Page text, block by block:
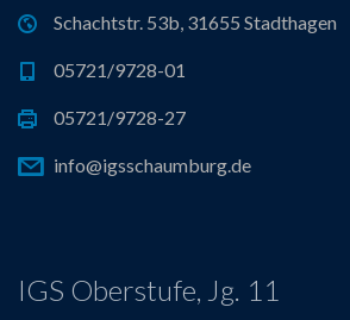
Schachtstr. 53b, 31655 Stadthagen
05721/9728-01
05721/9728-27
info@igsschaumburg.de
IGS Oberstufe, Jg. 11